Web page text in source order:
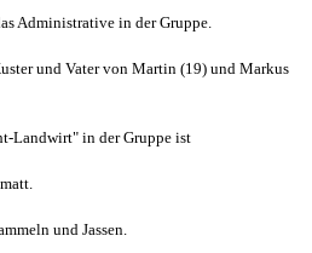
Administrative in der Gruppe.
und Vater von Martin (19) und Markus
Landwirt" in der Gruppe ist
und Jassen.